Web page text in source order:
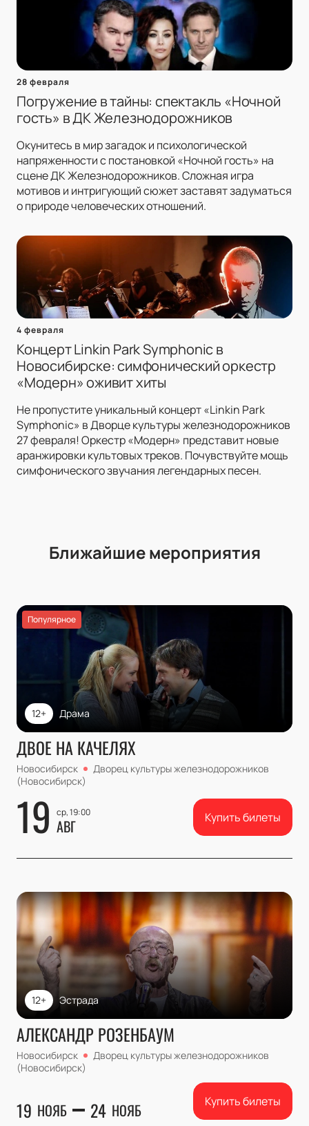
28 февраля
Погружение в тайны: спектакль «Ночной
гость» в ДК Железнодорожников
Окунитесь в мир загадок и психологической
напряженности с постановкой «Ночной гость» на
сцене ДК Железнодорожников. Сложная игра
мотивов и интригующий сюжет заставят задуматься
о природе человеческих отношений.
4 февраля
Концерт Linkin Park Symphonic в
Новосибирске: симфонический оркестр
«Модерн» оживит хиты
Не пропустите уникальный концерт «Linkin Park
Symphonic» в Дворце культуры железнодорожников
27 февраля! Оркестр «Модерн» представит новые
аранжировки культовых треков. Почувствуйте мощь
симфонического звучания легендарных песен.
Ближайшие мероприятия
Популярное
Драма
12+
ДВОЕ НА КАЧЕЛЯХ
Новосибирск
Дворец культуры железнодорожников
(Новосибирск)
19 ср, 19:00
АВГ Купить билеты
Эстрада
12+
АЛЕКСАНДР РОЗЕНБАУМ
Новосибирск
Дворец культуры железнодорожников
(Новосибирск)
19 НОЯБ 24 НОЯБ Купить билеты